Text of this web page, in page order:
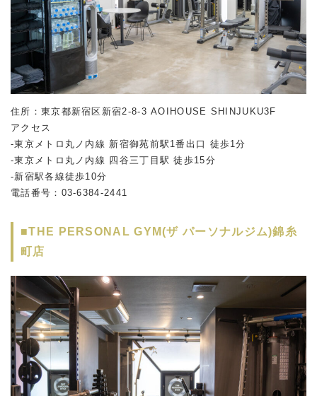
住所：東京都新宿区新宿2-8-3 AOIHOUSE SHINJUKU3F
アクセス
-東京メトロ丸ノ内線 新宿御苑前駅1番出口 徒歩1分
-東京メトロ丸ノ内線 四谷三丁目駅 徒歩15分
-新宿駅各線徒歩10分
電話番号：03-6384-2441
■THE PERSONAL GYM(ザ パーソナルジム)錦糸
町店